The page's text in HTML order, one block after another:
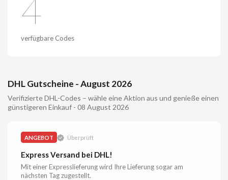
4
verfügbare Codes
DHL Gutscheine - August 2026
Verifizierte DHL-Codes – wähle eine Aktion aus und genieße einen
günstigeren Einkauf - 08 August 2026
ANGEBOT Überprüft
Express Versand bei DHL!
Mit einer Expresslieferung wird Ihre Lieferung sogar am
nächsten Tag zugestellt.